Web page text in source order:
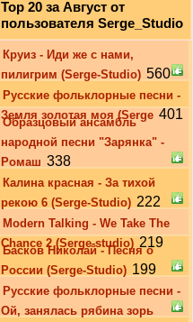
Top 20 за Август от
пользователя Serge_Studio
Круиз - Иди же с нами,
пилигрим (Serge-Studio) 560
Русские фольклорные песни -
Земля золотая моя (Serge 401
Образцовый ансамбль
народной песни "Зарянка" -
Ромаш 338
Калина красная - За тихой
рекою 6 (Serge-Studio) 222
Modern Talking - We Take The
Chance 2 (Serge-studio) 219
Басков Николай - Песня о
России (Serge-Studio) 199
Русские фольклорные песни -
Ой, занялась рябина зорь